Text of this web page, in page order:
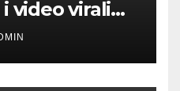
video virali
falsi